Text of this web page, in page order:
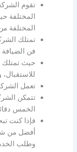
تقوم
المختلفة
المختلفة
تمتلك
فن الضيافة
حيث تمتلك
تعمل الشركة على
تتمكن
الخمس
فإذا كنت
أفضل من
وطلب